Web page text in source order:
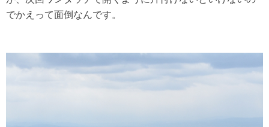
でかえって面倒なんです。